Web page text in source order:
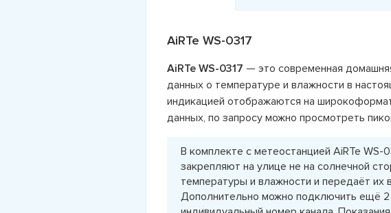
AiRTe WS-0317
AiRTe WS-0317 — это современная
данных о температуре и влажности в
индикацией отображаются на
данных, по запросу можно просмотреть
В комплекте с метеостанцией AiRTe WS-
закрепляют на улице не на солнечной
температуры и влажности и передаёт их
Дополнительно можно подключить ещё